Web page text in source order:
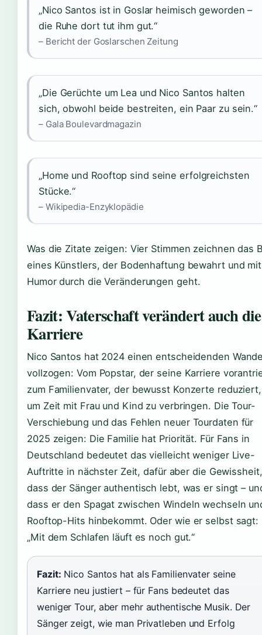
„Nico Santos ist in Goslar heimisch geworden –
die Ruhe dort tut ihm gut.“
– Bericht der Goslarschen Zeitung
„Die Gerüchte um Lea und Nico Santos halten
sich, obwohl beide bestreiten, ein Paar zu sein.“
– Gala Boulevardmagazin
„Home und Rooftop sind seine erfolgreichsten
Stücke.“
– Wikipedia-Enzyklopädie
Was die Zitate zeigen: Vier Stimmen zeichnen das
eines Künstlers, der Bodenhaftung bewahrt und mit
Humor durch die Veränderungen geht.
Fazit: Vaterschaft verändert auch die
Karriere
Nico Santos hat 2024 einen entscheidenden
vollzogen: Vom Popstar, der seine Karriere
zum Familienvater, der bewusst Konzerte reduziert,
um Zeit mit Frau und Kind zu verbringen. Die Tour-
Verschiebung und das Fehlen neuer Tourdaten für
2025 zeigen: Die Familie hat Priorität. Für Fans in
Deutschland bedeutet das vielleicht weniger Live-
Auftritte in nächster Zeit, dafür aber die Gewissheit,
dass der Sänger authentisch lebt, was er singt –
dass er den Spagat zwischen Windeln wechseln
Rooftop-Hits hinbekommt. Oder wie er selbst sagt:
„Mit dem Schlafen läuft es noch gut.“
Fazit: Nico Santos hat als Familienvater seine
Karriere neu justiert – für Fans bedeutet das
weniger Tour, aber mehr authentische Musik. Der
Sänger zeigt, wie man Privatleben und Erfolg